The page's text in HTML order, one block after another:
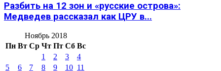
Разбить на 12 зон и «русские острова»:
Медведев рассказал как ЦРУ в...
Ноябрь 2018
Пн Вт Ср Чт Пт Сб Вс
1
2 3
4
5
6 7 8 9 10 11